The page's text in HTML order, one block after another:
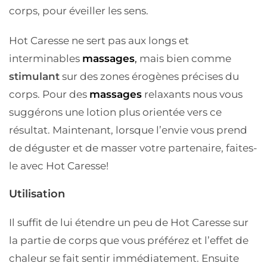
corps, pour éveiller les sens.
Hot Caresse ne sert pas aux longs et
interminables massages, mais bien comme
stimulant sur des zones érogènes précises du
corps. Pour des massages relaxants nous vous
suggérons une lotion plus orientée vers ce
résultat. Maintenant, lorsque l’envie vous prend
de déguster et de masser votre partenaire, faites-
le avec Hot Caresse!
Utilisation
Il suffit de lui étendre un peu de Hot Caresse sur
la partie de corps que vous préférez et l’effet de
chaleur se fait sentir immédiatement. Ensuite